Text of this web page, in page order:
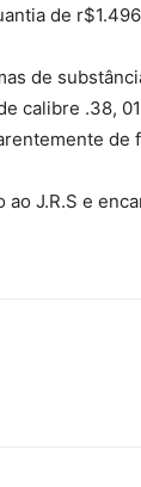
de
de
calibre .38,
de
J.R.S e